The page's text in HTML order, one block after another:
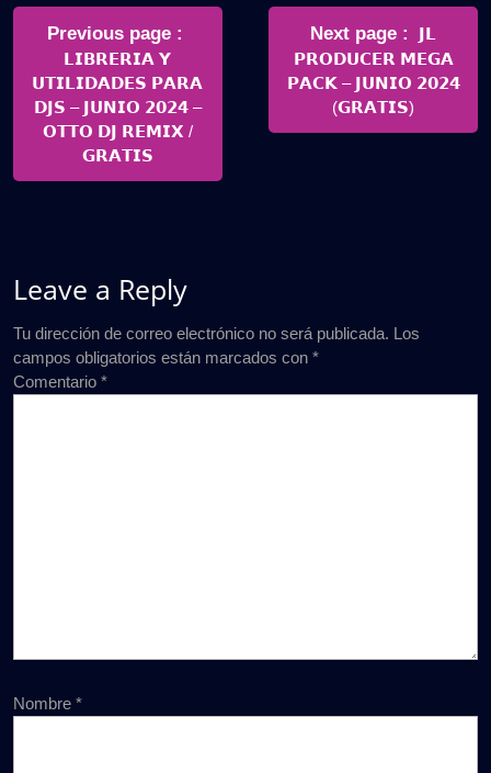
entradas
Previous page
𝗟𝗜𝗕𝗥𝗘𝗥𝗜𝗔 𝗬
𝗨𝗧𝗜𝗟𝗜𝗗𝗔𝗗𝗘𝗦 𝗣𝗔𝗥𝗔
𝗗𝗝𝗦 – 𝗝𝗨𝗡𝗜𝗢 𝟮𝟬𝟮𝟰 –
𝗢𝗧𝗧𝗢 𝗗𝗝 𝗥𝗘𝗠𝗜𝗫 /
𝗚𝗥𝗔𝗧𝗜𝗦
Next page
Newer
Posts
𝗝𝗟
𝗣𝗥𝗢𝗗𝗨𝗖𝗘𝗥 𝗠𝗘𝗚𝗔
𝗣𝗔𝗖𝗞 – 𝗝𝗨𝗡𝗜𝗢 𝟮𝟬𝟮𝟰
(𝗚𝗥𝗔𝗧𝗜𝗦)
Leave a Reply
Tu dirección de correo electrónico no será publicada. Los
campos obligatorios están marcados con *
Comentario *
Nombre *